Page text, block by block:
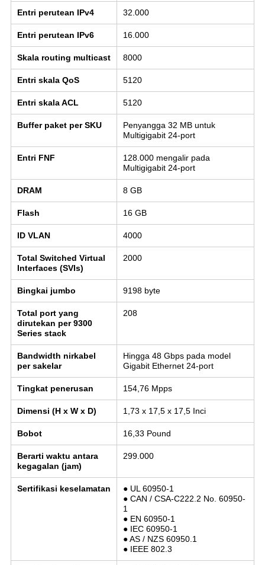
Entri perutean IPv4 32.000
Entri perutean IPv6 16.000
Skala routing multicast 8000
Entri skala QoS 5120
Entri skala ACL 5120
Buffer paket per SKU
Penyangga 32 MB untuk
Multigigabit 24-port
Entri FNF
128.000 mengalir pada
Multigigabit 24-port
DRAM 8 GB
Flash 16 GB
ID VLAN 4000
Total Switched Virtual
Interfaces (SVIs)
2000
Bingkai jumbo 9198 byte
Total port yang
dirutekan per 9300
Series stack
208
Bandwidth nirkabel
per sakelar
Hingga 48 Gbps pada model
Gigabit Ethernet 24-port
Tingkat penerusan 154,76 Mpps
Dimensi (H x W x D) 1,73 x 17,5 x 17,5 Inci
Bobot 16,33 Pound
Berarti waktu antara
kegagalan (jam)
299.000
Sertifikasi keselamatan
● UL 60950-1
● CAN / CSA-C222.2 No. 60950-
1
● EN 60950-1
● IEC 60950-1
● AS / NZS 60950.1
● IEEE 802.3